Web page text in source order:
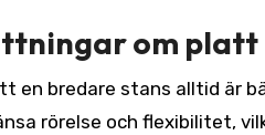
om
en bredare stans alltid är
rörelse och flexibilitet,